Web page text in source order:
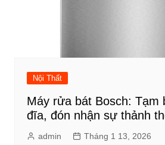
Nội Thất
Máy rửa bát Bosch: Tạm
đĩa, đón nhận sự thảnh
admin Tháng 1 13, 2026